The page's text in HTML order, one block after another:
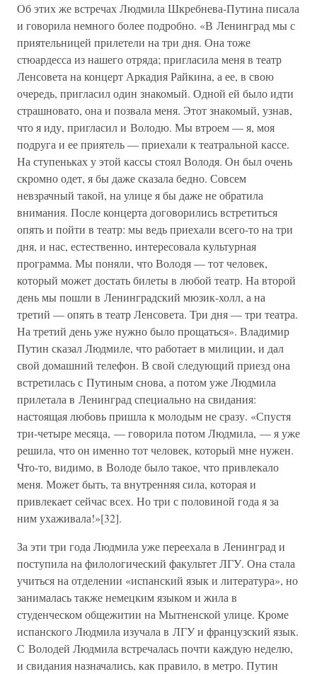
Об этих же встречах Людмила Шкребнева-Путина писала
и говорила немного более подробно. «В Ленинград мы с
приятельницей прилетели на три дня. Она тоже
стюардесса из нашего отряда; пригласила меня в театр
Ленсовета на концерт Аркадия Райкина, а ее, в свою
очередь, пригласил один знакомый. Одной ей было идти
страшновато, она и позвала меня. Этот знакомый, узнав,
что я иду, пригласил и Володю. Мы втроем — я, моя
подруга и ее приятель — приехали к театральной кассе.
На ступеньках у этой кассы стоял Володя. Он был очень
скромно одет, я бы даже сказала бедно. Совсем
невзрачный такой, на улице я бы даже не обратила
внимания. После концерта договорились встретиться
опять и пойти в театр: мы ведь приехали всего-то на три
дня, и нас, естественно, интересовала культурная
программа. Мы поняли, что Володя — тот человек,
который может достать билеты в любой театр. На второй
день мы пошли в Ленинградский мюзик-холл, а на
третий — опять в театр Ленсовета. Три дня — три театра.
На третий день уже нужно было прощаться». Владимир
Путин сказал Людмиле, что работает в милиции, и дал
свой домашний телефон. В свой следующий приезд она
встретилась с Путиным снова, а потом уже Людмила
прилетала в Ленинград специально на свидания:
настоящая любовь пришла к молодым не сразу. «Спустя
три-четыре месяца, — говорила потом Людмила, — я уже
решила, что он именно тот человек, который мне нужен.
Что-то, видимо, в Володе было такое, что привлекало
меня. Может быть, та внутренняя сила, которая и
привлекает сейчас всех. Но три с половиной года я за
ним ухаживала!»[32].
За эти три года Людмила уже переехала в Ленинград и
поступила на филологический факультет ЛГУ. Она стала
учиться на отделении «испанский язык и литература», но
занималась также немецким языком и жила в
студенческом общежитии на Мытненской улице. Кроме
испанского Людмила изучала в ЛГУ и французский язык.
С Володей Людмила встречалась почти каждую неделю,
и свидания назначались, как правило, в метро. Путин